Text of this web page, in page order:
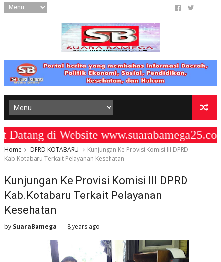
di Website www.suarabamega25.com
Home DPRD KOTABARU
Kunjungan Ke Provisi Komisi III DPRD
Kab.Kotabaru Terkait Pelayanan Kesehatan
Kunjungan Ke Provisi Komisi III DPRD
Kab.Kotabaru Terkait Pelayanan
Kesehatan
by SuaraBamega 8 years ago